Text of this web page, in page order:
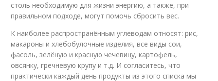
столь необходимую для жизни энергию, а также, при
правильном подходе, могут помочь сбросить вес.
К наиболее распространённым углеводам относят: рис,
макароны и хлебобулочные изделия, все виды сои,
фасоль, зелёную и красную чечевицу, картофель,
овсянку, гречневую крупу и т.д. И согласитесь, что
практически каждый день продукты из этого списка мы